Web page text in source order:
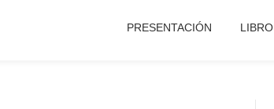
PRESENTACIÓN LIBRO